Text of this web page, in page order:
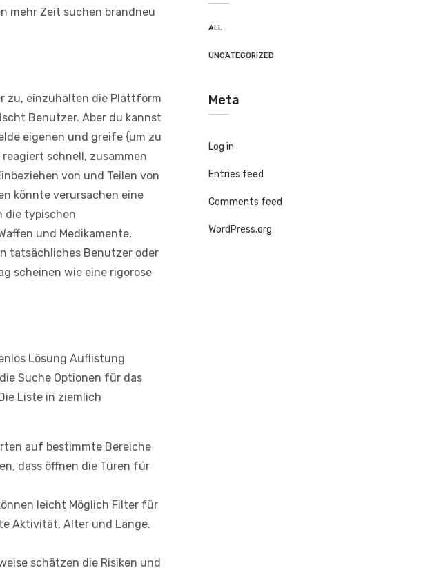
ALL
UNCATEGORIZED
Meta
Log in
Entries feed
Comments feed
WordPress.org
mehr Zeit suchen brandneu
zu, einzuhalten die Plattform
Benutzer. Aber du kannst
eigenen und greife {um zu
schnell, zusammen
von und Teilen von
könnte verursachen eine
die typischen
und Medikamente,
tatsächliches Benutzer oder
scheinen wie eine rigorose
Lösung Auflistung
Suche Optionen für das
Liste in ziemlich
auf bestimmte Bereiche
dass öffnen die Türen für
leicht Möglich Filter für
Aktivität, Alter und Länge.
schätzen die Risiken und